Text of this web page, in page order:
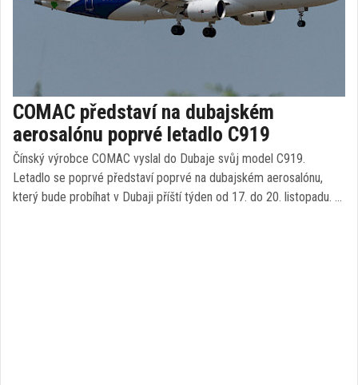
COMAC představí na dubajském
aerosalónu poprvé letadlo C919
Čínský výrobce COMAC vyslal do Dubaje svůj model C919.
Letadlo se poprvé představí poprvé na dubajském aerosalónu,
který bude probíhat v Dubaji příští týden od 17. do 20. listopadu. …